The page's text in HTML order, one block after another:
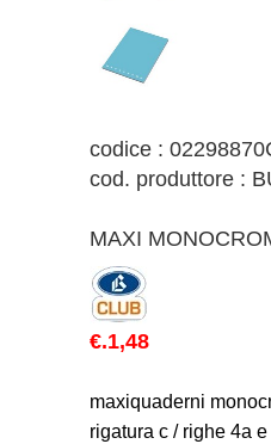
codice :
cod. produttore :
MAXI
€.1,48
maxiquaderni
rigatura c / righe 4a